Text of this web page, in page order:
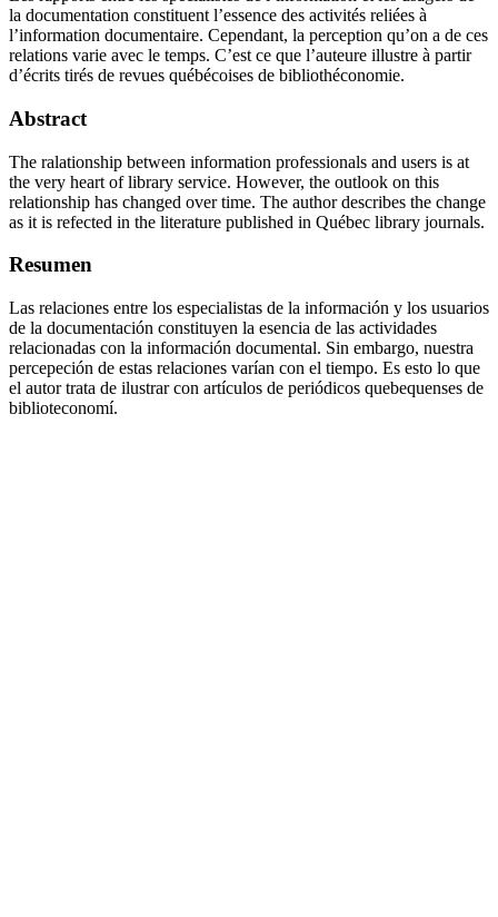
la documentation constituent l’essence des activités reliées à
l’information documentaire. Cependant, la perception qu’on a de ces
relations varie avec le temps. C’est ce que l’auteure illustre à partir
d’écrits tirés de revues québécoises de bibliothéconomie.
Abstract
The ralationship between information professionals and users is at
the very heart of library service. However, the outlook on this
relationship has changed over time. The author describes the change
as it is refected in the literature published in Québec library journals.
Resumen
Las relaciones entre los especialistas de la información y los usuarios
de la documentación constituyen la esencia de las actividades
relacionadas con la información documental. Sin embargo, nuestra
percepeción de estas relaciones varían con el tiempo. Es esto lo que
el autor trata de ilustrar con artículos de periódicos quebequenses de
biblioteconomí.